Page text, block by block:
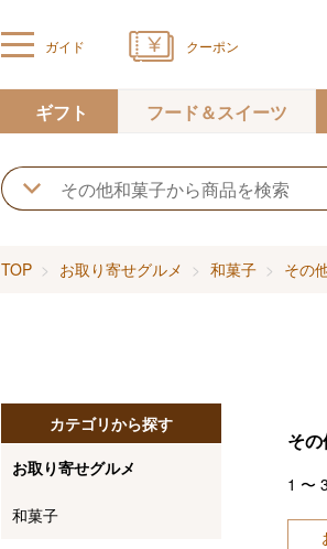
ガイド クーポン
ギフト フード＆スイーツ
TOP お取り寄せグルメ 和菓子 その
そ
1 〜 3
カテゴリから探す
お取り寄せグルメ
和菓子